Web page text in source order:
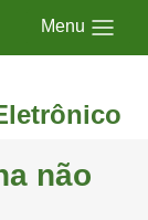
Menu
não